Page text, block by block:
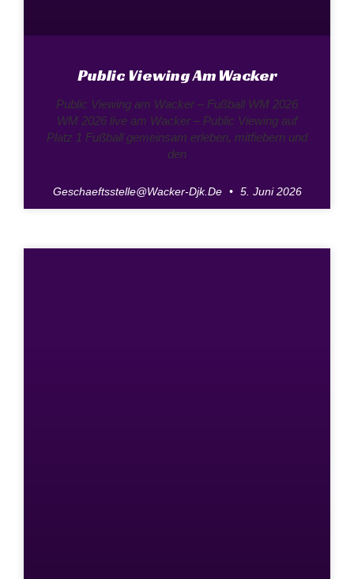
Public Viewing Am Wacker
Public Viewing am Wacker – Fußball WM 2026
WM 2026 live am Wacker – Public Viewing auf
Platz 1 Fußball gemeinsam erleben, mitfiebern und
den
Geschaeftsstelle@wacker-Djk.de 5. Juni 2026